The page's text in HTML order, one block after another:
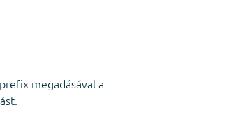
megadásával a